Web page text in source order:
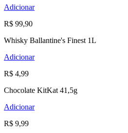
Adicionar
R$ 99,90
Whisky Ballantine's Finest 1L
Adicionar
R$ 4,99
Chocolate KitKat 41,5g
Adicionar
R$ 9,99